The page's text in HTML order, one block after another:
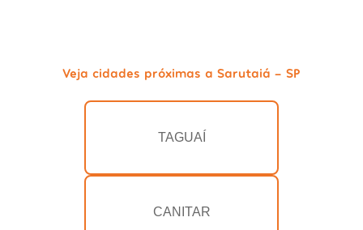
Veja cidades próximas a Sarutaiá - SP
TAGUAÍ
CANITAR